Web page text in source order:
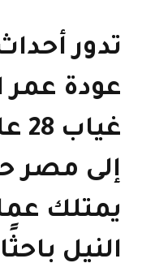
تدور
عودة عمر
إلى مصر
يمتلك
النيل